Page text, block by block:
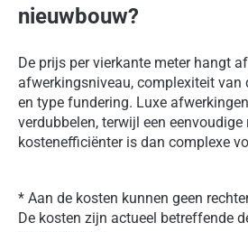
nieuwbouw?
De prijs per vierkante meter hangt
afwerkingsniveau, complexiteit van
en type fundering. Luxe
verdubbelen, terwijl een
kostenefficiënter is dan complexe
* Aan de kosten kunnen geen
De kosten zijn actueel betreffende